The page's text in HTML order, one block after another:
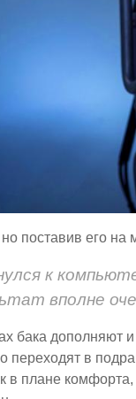
поставив его на
к
вполне
бака дополняют
переходят в
в плане